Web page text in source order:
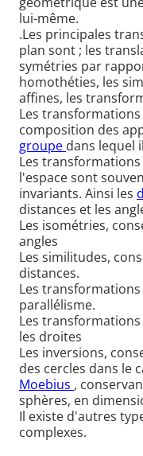
lui-même.
.Les principales
plan sont ; les
symétries par
homothéties, les
affines, les
Les
composition des
groupe dans lequel
Les
l'espace sont
invariants. Ainsi les
distances et les
Les isométries,
angles
Les similitudes,
distances.
Les
parallélisme.
Les
les droites
Les inversions,
des cercles dans le
Moebius ,
sphères, en
Il existe d'autres
complexes.